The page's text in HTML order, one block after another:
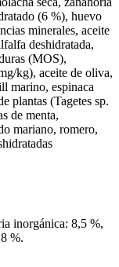
(6 %), huevo
minerales, aceite
deshidratada,
(MOS),
kg), aceite de oliva,
marino, espinaca
plantas (Tagetes sp.
de menta,
mariano, romero,
inorgánica: 8,5 %,
%.